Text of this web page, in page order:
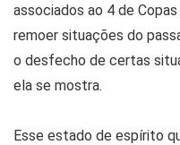
associados ao 4 de
remoer situações do
o desfecho de certas
ela se mostra.
Esse estado de espírito